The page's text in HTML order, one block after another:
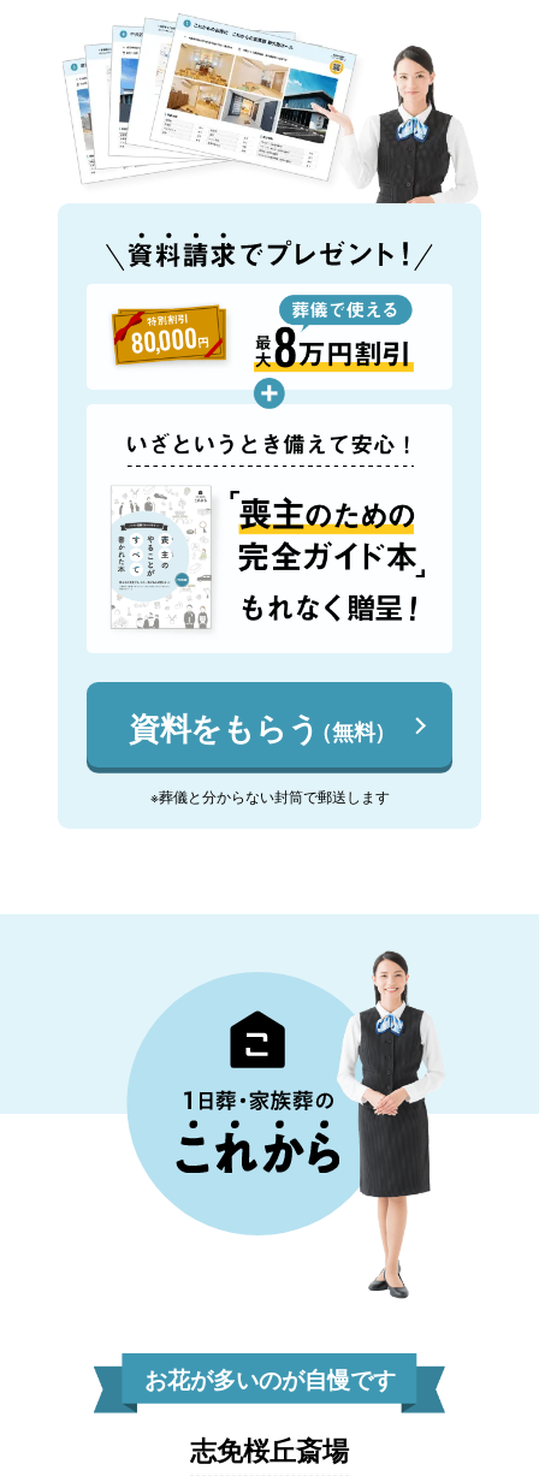
資料をもらう（無料）
※葬儀と分からない封筒で郵送します
お花が多いのが自慢です
志免桜丘斎場